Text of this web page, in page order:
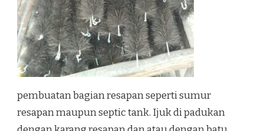
pembuatan bagian resapan seperti sumur
resapan maupun septic tank. Ijuk di padukan